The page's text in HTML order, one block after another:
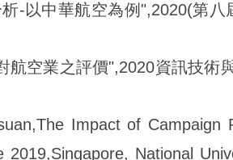
-以中華航空為例",2020(第
空業之評價",2020資訊技術
Impact of Campaign
National